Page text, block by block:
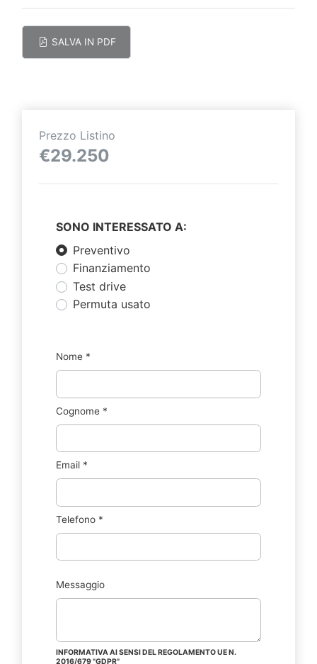
SALVA IN PDF
Prezzo Listino
€29.250
SONO INTERESSATO A:
Preventivo
Finanziamento
Test drive
Permuta usato
Nome *
Cognome *
Email *
Telefono *
Messaggio
INFORMATIVA AI SENSI DEL REGOLAMENTO UE N.
2016/679 "GDPR"